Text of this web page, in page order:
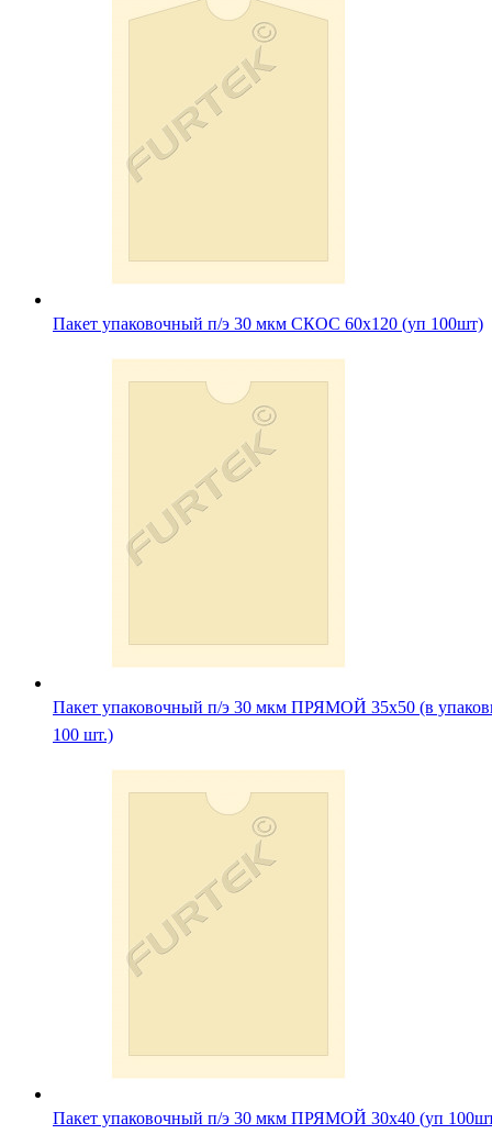
Пакет упаковочный п/э 30 мкм СКОС 60х120 (уп 100шт)
Пакет упаковочный п/э 30 мкм ПРЯМОЙ 35х50 (в
100 шт.)
Пакет упаковочный п/э 30 мкм ПРЯМОЙ 30х40 (уп